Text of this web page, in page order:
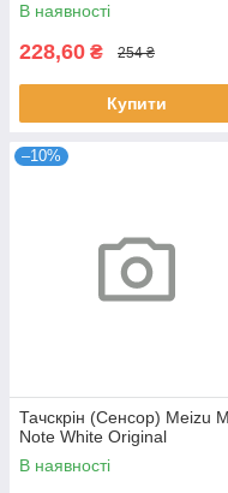
В наявності
228,60 ₴ 254 ₴
Купити
–10%
Тачскрін (Сенсор) Meizu
Note White Original
В наявності